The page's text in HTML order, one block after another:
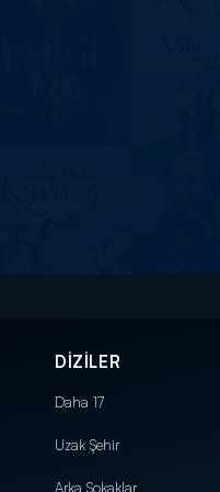
DİZİLER
Daha 17
Uzak Şehir
Arka Sokaklar